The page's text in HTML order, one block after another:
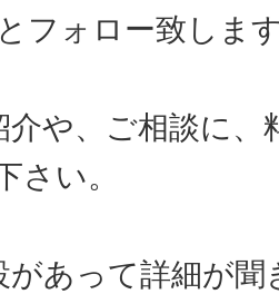
フォロー致しま
介や、ご相談に
さい。
があって詳細が